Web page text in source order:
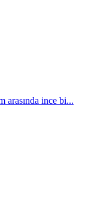
arasında ince bi...